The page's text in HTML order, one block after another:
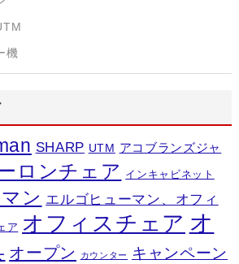
機
SHARP UTM アコブランズジャ
ロンチェア インキャビネット
ン エルゴヒューマン、オフィ
ア オフィスチェア オ
オープン カウンター キャンペーン